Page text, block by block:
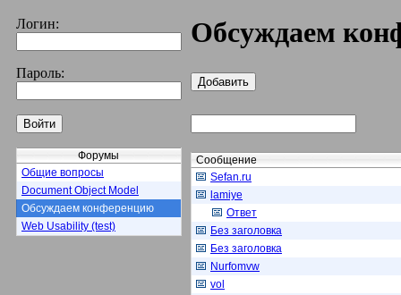
Логин:
Пароль:
Форумы
Общие вопросы
Document Object Model
Обсуждаем конференцию
Web Usability (test)
Обсуждаем
Сообщение
Sefan.ru
lamiye
Ответ
Без заголовка
Без заголовка
Nurfomvw
vol